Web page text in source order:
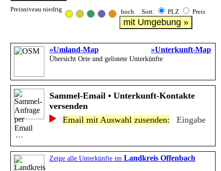
Preisniveau niedrig
hoch Sort: PLZ Preis
mit Umgebung »
»Umland-Map »Unterkunft-Map
Übersicht Orte und gelistete Unterkünfte
Sammel-Email • Unterkunft-Kontakte
versenden
Email mit Auswahl zusenden:
Eingabe
...
Zeige alle Unterkünfte im Landkreis Offenbach